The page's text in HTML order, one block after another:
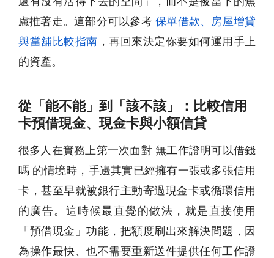
慮推著走。這部分可以參考保單借款、房屋增貸
與當舖比較指南 ，再回來決定你要如何運用手上
的資產。
從「能不能」到「該不該」：比較信用
卡預借現金、現金卡與小額信貸
很多人在實務上第一次面對 無工作證明可以借錢
嗎 的情境時，手邊其實已經擁有一張或多張信用
卡，甚至早就被銀行主動寄過現金卡或循環信用
的廣告。這時候最直覺的做法，就是直接使用
「預借現金」功能，把額度刷出來解決問題，因
為操作最快、也不需要重新送件提供任何工作證